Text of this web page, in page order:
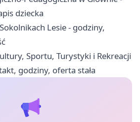
dziecka
Lesie - godziny,
Sportu, Turystyki i Rekreacji
godziny, oferta stała